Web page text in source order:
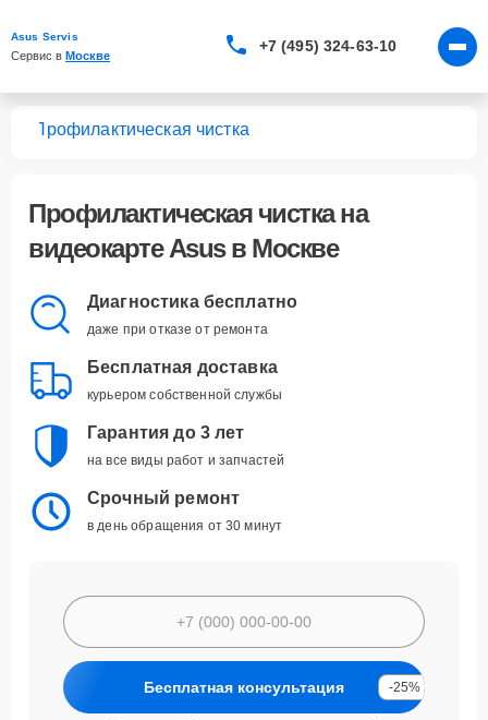
Asus Servis
Сервис в Москве
+7 (495) 324-63-10
Профилактическая чистка
Профилактическая чисткана
видеокарте Asus в Москве
Диагностика бесплатно
даже при отказе от ремонта
Бесплатная доставка
курьером собственной службы
Гарантия до 3 лет
на все виды работ и запчастей
Срочный ремонт
в день обращения от 30 минут
Бесплатная консультация -25%